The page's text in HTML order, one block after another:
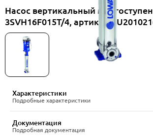
Насос вертикальный
3SVH16F015T/4, артикул
Характеристики
Подробные характеристики
Документация
Подробная документация